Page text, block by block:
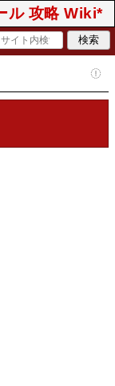
ル 攻略 Wiki*